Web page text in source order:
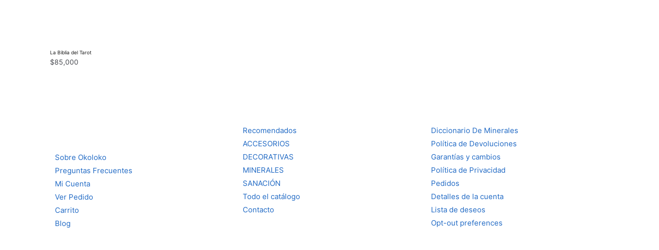
La Biblia del Tarot
$85,000
Sobre Okoloko
Preguntas Frecuentes
Mi Cuenta
Ver Pedido
Carrito
Blog
Recomendados
ACCESORIOS
DECORATIVAS
MINERALES
SANACIÓN
Todo el catálogo
Contacto
Diccionario De Minerales
Política de Devoluciones
Garantías y cambios
Política de Privacidad
Pedidos
Detalles de la cuenta
Lista de deseos
Opt-out preferences